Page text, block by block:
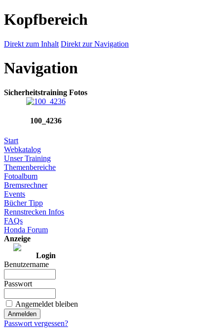
Kopfbereich
Direkt zum Inhalt Direkt zur Navigation
Navigation
Sicherheitstraining Fotos
100_4236
Start
Webkatalog
Unser Training
Themenbereiche
Fotoalbum
Bremsrechner
Events
Bücher Tipp
Rennstrecken Infos
FAQs
Honda Forum
Anzeige
Login
Benutzername
Passwort
Angemeldet bleiben
Passwort vergessen?